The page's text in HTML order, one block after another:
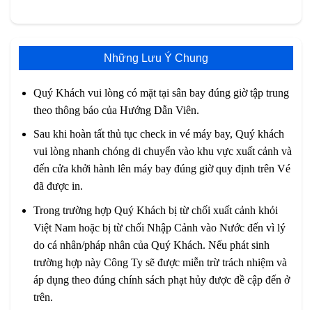
Những Lưu Ý Chung
Quý Khách vui lòng có mặt tại sân bay đúng giờ tập trung
theo thông báo của Hướng Dẫn Viên.
Sau khi hoàn tất thủ tục check in vé máy bay, Quý khách
vui lòng nhanh chóng di chuyển vào khu vực xuất cảnh và
đến cửa khởi hành lên máy bay đúng giờ quy định trên Vé
đã được in.
Trong trường hợp Quý Khách bị từ chối xuất cảnh khỏi
Việt Nam hoặc bị từ chối Nhập Cảnh vào Nước đến vì lý
do cá nhân/pháp nhân của Quý Khách. Nếu phát sinh
trường hợp này Công Ty sẽ được miễn trừ trách nhiệm và
áp dụng theo đúng chính sách phạt hủy được đề cập đến ở
trên.